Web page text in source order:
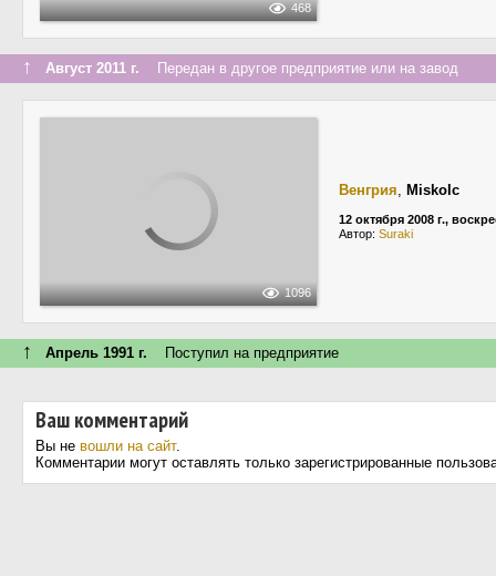
468
↑ Август 2011 г. Передан в другое предприятие или на завод
1096
Венгрия, Miskolc
12 октября 2008 г.,
Автор: Suraki
↑ Апрель 1991 г. Поступил на предприятие
Ваш комментарий
Вы не вошли на сайт.
Комментарии могут оставлять только зарегистрированные